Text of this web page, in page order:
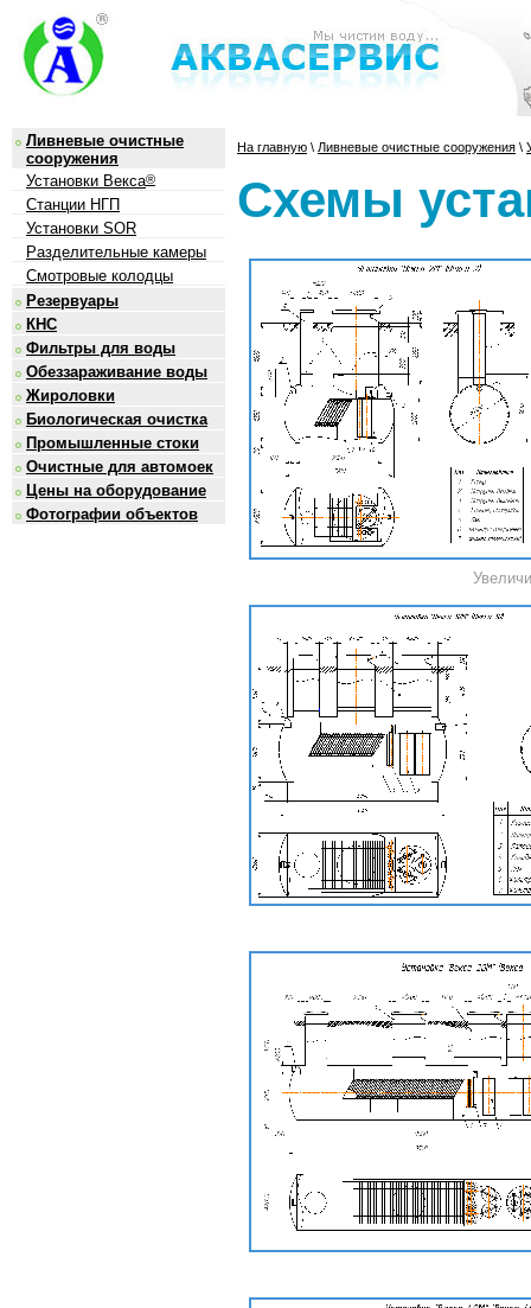
Ливневые очистные
сооружения
Установки Векса®
Станции НГП
Установки SOR
Разделительные камеры
Смотровые колодцы
Резервуары
КНС
Фильтры для воды
Обеззараживание воды
Жироловки
Биологическая очистка
Промышленные стоки
Очистные для автомоек
Цены на оборудование
Фотографии объектов
На главную \ Ливневые очистные сооружения \
Схемы